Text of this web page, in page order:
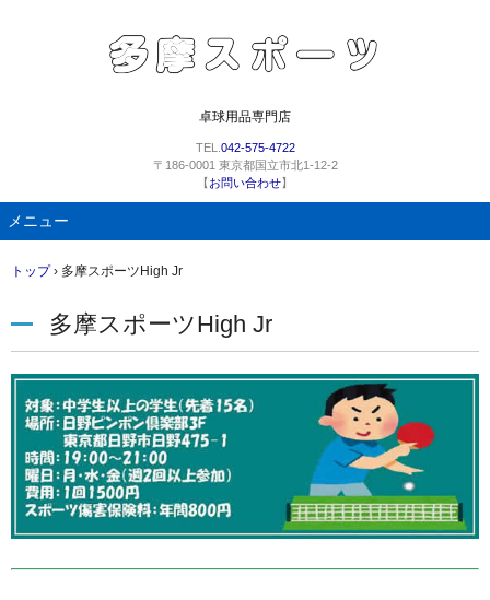
卓球用品専門店
TEL. 042-575-4722
〒186-0001 東京都国立市北1-12-2
【お問い合わせ】
メニュー
ン
ン
ツ
へ
キ
プ
トップ › 多摩スポーツHigh Jr
多摩スポーツHigh Jr